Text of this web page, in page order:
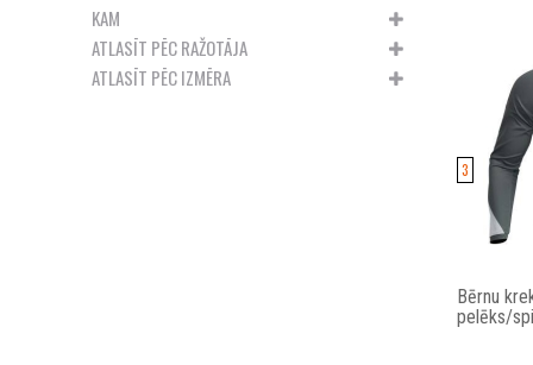
KAM
ATLASĪT PĒC RAŽOTĀJA
ATLASĪT PĒC IZMĒRA
3
Bērnu
pelēks/